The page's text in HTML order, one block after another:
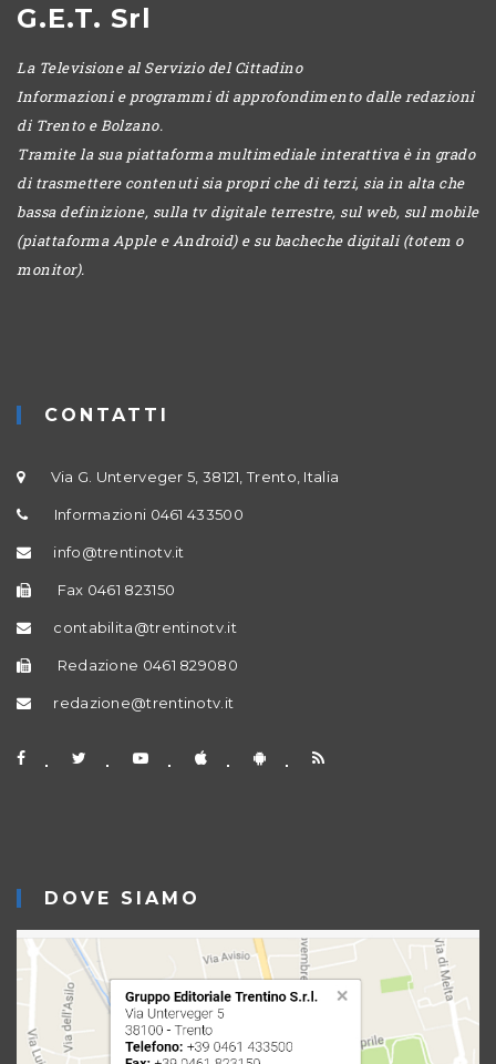
G.E.T. Srl
La Televisione al Servizio del Cittadino
Informazioni e programmi di approfondimento dalle redazioni
di Trento e Bolzano.
Tramite la sua piattaforma multimediale interattiva è in grado
di trasmettere contenuti sia propri che di terzi, sia in alta che
bassa definizione, sulla tv digitale terrestre, sul web, sul mobile
(piattaforma Apple e Android) e su bacheche digitali (totem o
monitor).
CONTATTI
Via G. Unterveger 5, 38121, Trento, Italia
Informazioni 0461 433500
info@trentinotv.it
Fax 0461 823150
contabilita@trentinotv.it
Redazione 0461 829080
redazione@trentinotv.it
DOVE SIAMO